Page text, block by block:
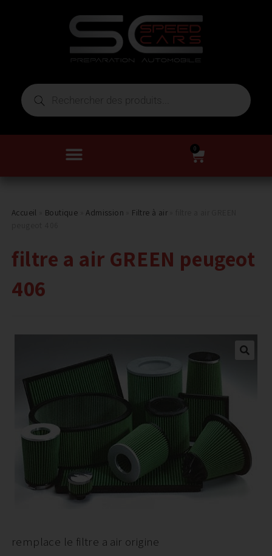
0
Accueil Boutique »Admission Filtre à air
filtre a air GREEN peugeot
406
remplace le filtre a air origine